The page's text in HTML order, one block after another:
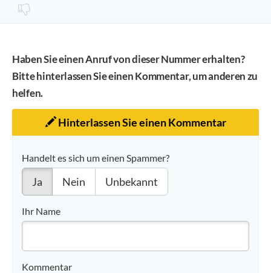
Haben Sie einen Anruf von dieser Nummer erhalten?
Bitte hinterlassen Sie einen Kommentar, um anderen zu
helfen.
Hinterlassen Sie einen Kommentar
Handelt es sich um einen Spammer?
Ja Nein Unbekannt
Ihr Name
Kommentar